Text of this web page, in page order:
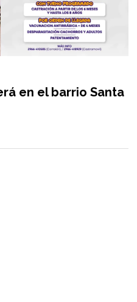
en el barrio Santa